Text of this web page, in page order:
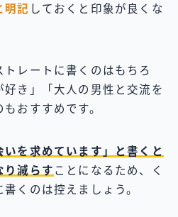
明記 しておくと印象が良くな
トレートに書くのはもちろ
き」「大人の男性と交流を
おすすめです。
いを求めています」と書くと
り減らす ことになるため、く
くのは控えましょう。